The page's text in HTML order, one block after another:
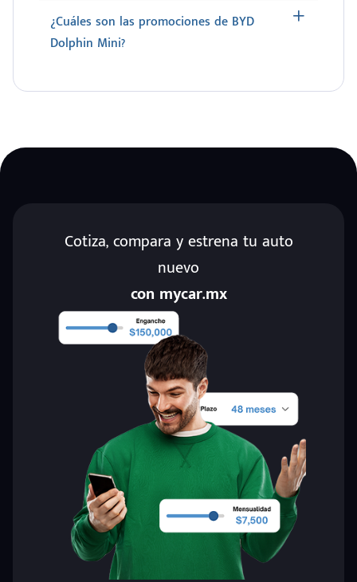
¿Cuáles son las promociones de BYD
Dolphin Mini?
Cotiza, compara y estrena tu auto
nuevo
con mycar.mx